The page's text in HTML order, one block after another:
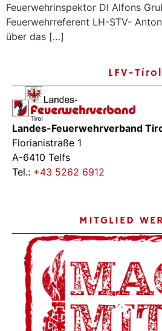
Feuerwehrinspektor DI Alfons
Feuerwehrreferent LH-STV-
über das […]
LFV-Tirol
Landes-Feuerwehrverband
Florianistraße 1
A-6410 Telfs
Tel.: +43 5262 6912
MITGLIED